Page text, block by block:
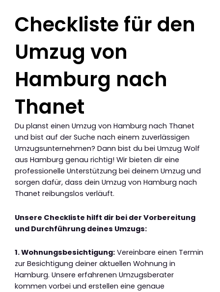
Checkliste für den
Umzug von
Hamburg nach
Thanet
Du planst einen Umzug von Hamburg nach Thanet
und bist auf der Suche nach einem zuverlässigen
Umzugsunternehmen? Dann bist du bei Umzug Wolf
aus Hamburg genau richtig! Wir bieten dir eine
professionelle Unterstützung bei deinem Umzug und
sorgen dafür, dass dein Umzug von Hamburg nach
Thanet reibungslos verläuft.
Unsere Checkliste hilft dir bei der Vorbereitung
und Durchführung deines Umzugs:
1. Wohnungsbesichtigung: Vereinbare einen Termin
zur Besichtigung deiner aktuellen Wohnung in
Hamburg. Unsere erfahrenen Umzugsberater
kommen vorbei und erstellen eine genaue